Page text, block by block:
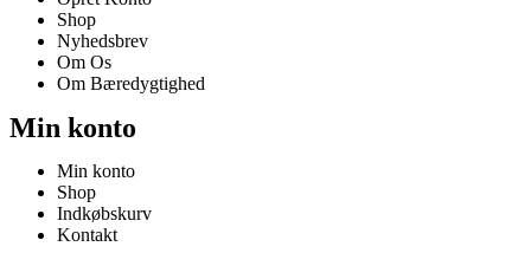
Shop
Nyhedsbrev
Om Os
Om Bæredygtighed
Min konto
Min konto
Shop
Indkøbskurv
Kontakt